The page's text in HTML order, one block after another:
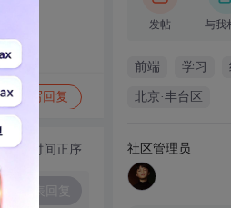
写回复
换为时间正序
发帖 与我
前端 学习
北京·丰台区
社区管理员